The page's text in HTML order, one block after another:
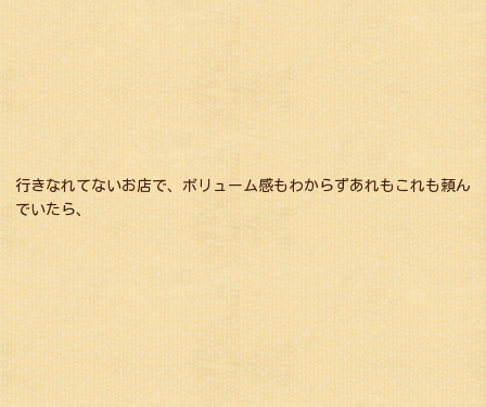
行きなれてないお店で、ボリューム感もわからずあれもこれも頼ん
でいたら、